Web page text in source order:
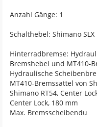
Anzahl Gänge: 1
Schalthebel: Shimano
Hinterradbremse:
Bremshebel und MT410-
Hydraulische
MT410-Bremssattel von
Shimano RT54, Center
Center Lock, 180 mm
Max. Bremsscheibendu